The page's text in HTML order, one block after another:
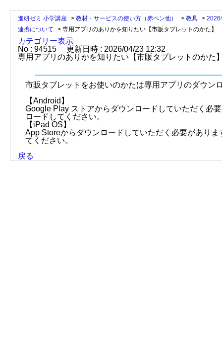
進研ゼミ 小学講座 > 教材・サービスの使い方（赤ペン他） > 教具 > 2026
連携について
> 専用アプリのありかを知りたい【市販タブレットのかた】
カテゴリー表示
No : 94515
更新日時 : 2026/04/23 12:32
専用アプリのありかを知りたい【市販タブレットのかた
市販タブレットをお使いのかたは専用アプリのダウン
【Android】
Google Play ストアからダウンロードしていただく必
ロードしてください。
【iPad OS】
App Storeからダウンロードしていただく必要があり
てください。
戻る